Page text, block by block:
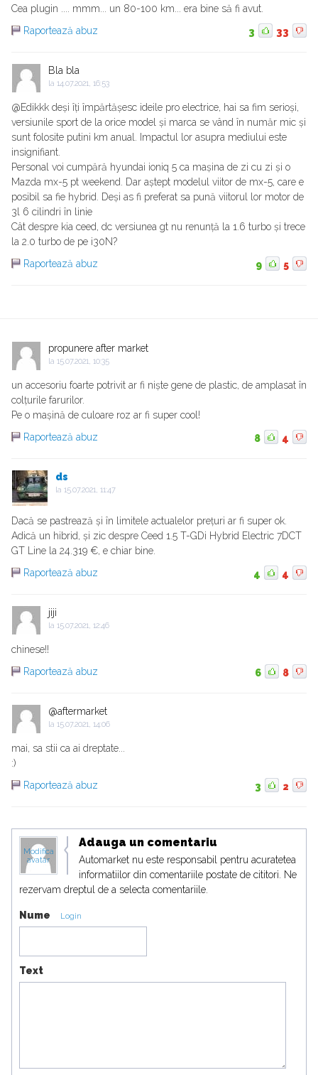
Cea plugin .... mmm... un 80-100 km... era bine să fi avut.
Raportează abuz
3 33
Bla bla
la 14.07.2021, 16:53
@Edikkk deși îți împărtășesc ideile pro electrice, hai sa fim serioși,
versiunile sport de la orice model și marca se vând în număr mic și
sunt folosite putini km anual. Impactul lor asupra mediului este
insignifiant.
Personal voi cumpără hyundai ioniq 5 ca mașina de zi cu zi și o
Mazda mx-5 pt weekend. Dar aștept modelul viitor de mx-5, care e
posibil sa fie hybrid. Deși as fi preferat sa pună viitorul lor motor de
3l 6 cilindri în linie
Cât despre kia ceed, dc versiunea gt nu renunță la 1.6 turbo și trece
la 2.0 turbo de pe i30N?
Raportează abuz
9 5
propunere after market
la 15.07.2021, 10:35
un accesoriu foarte potrivit ar fi niște gene de plastic, de amplasat în
colțurile farurilor.
Pe o mașină de culoare roz ar fi super cool!
Raportează abuz
8 4
ds
la 15.07.2021, 11:47
Dacă se pastrează și în limitele actualelor prețuri ar fi super ok.
Adică un hibrid, și zic despre Ceed 1.5 T-GDi Hybrid Electric 7DCT
GT Line la 24.319 €, e chiar bine.
Raportează abuz
4 4
jiji
la 15.07.2021, 12:46
chinese!!
Raportează abuz
6 8
@aftermarket
la 15.07.2021, 14:06
mai, sa stii ca ai dreptate...
:)
Raportează abuz
3 2
Modifica
avatar
Adauga un comentariu
Automarket nu este responsabil pentru acuratetea
informatiilor din comentariile postate de cititori. Ne
rezervam dreptul de a selecta comentariile.
Nume Login
Text